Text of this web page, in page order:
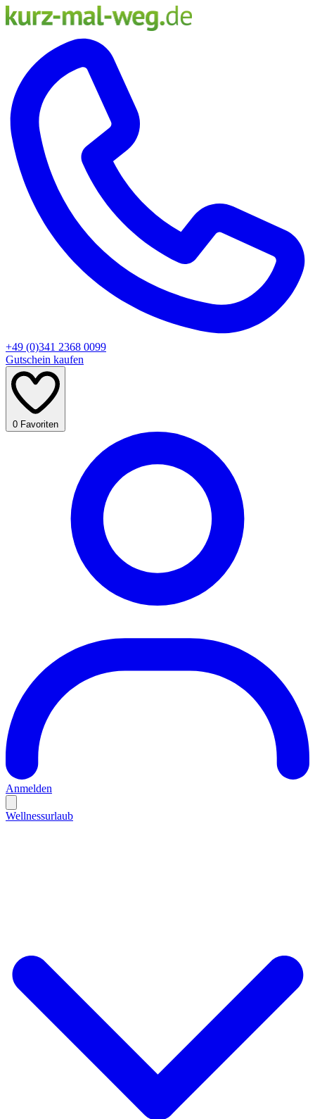
+49 (0)341 2368 0099
Gutschein kaufen
0 Favoriten
Anmelden
Wellnessurlaub